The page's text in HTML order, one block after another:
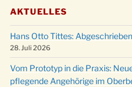
AKTUELLES
Hans Otto Tittes: Abgeschrieben
28. Juli 2026
Vom Prototyp in die Praxis:
pflegende Angehörige im